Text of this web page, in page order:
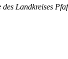
Landkreises